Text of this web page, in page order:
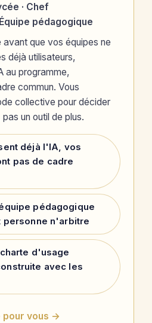
· Chef
pédagogique
avant que vos équipes ne
déjà utilisateurs,
au programme,
commun. Vous
collective pour décider
un outil de plus.
déjà l'IA, vos
pas de cadre
pédagogique
personne n'arbitre
d'usage
avec les
pour vous →